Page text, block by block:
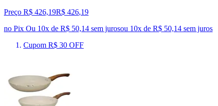
Preço R$ 426,19R$ 426,19
no Pix Ou 10x de R$ 50,14 sem jurosou 10x de R$ 50,14 sem juros
Cupom R$ 30 OFF